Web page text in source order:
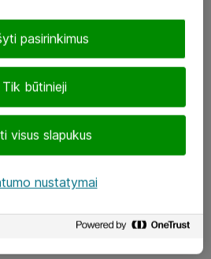
Tik būtinieji
visus slapukus
pasirinkimus
nustatymai